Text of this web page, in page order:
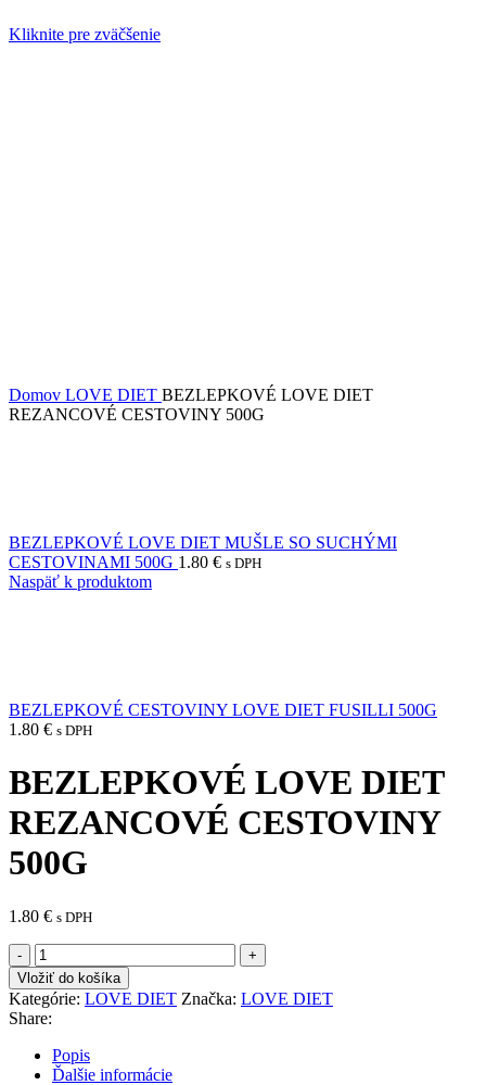
Kliknite pre zväčšenie
Domov LOVE DIET BEZLEPKOVÉ LOVE DIET
REZANCOVÉ CESTOVINY 500G
BEZLEPKOVÉ LOVE DIET MUŠLE SO SUCHÝMI
CESTOVINAMI 500G 1.80 € s DPH
Naspäť k produktom
BEZLEPKOVÉ CESTOVINY LOVE DIET FUSILLI 500G
1.80 € s DPH
BEZLEPKOVÉ LOVE DIET
REZANCOVÉ CESTOVINY
500G
1.80 € s DPH
množstvo
BEZLEPKOVÉ
LOVE
DIET
REZANCOVÉ
CESTOVINY
500G
Vložiť do košíka
Kategórie: LOVE DIET Značka: LOVE DIET
Share:
Popis
Ďalšie informácie